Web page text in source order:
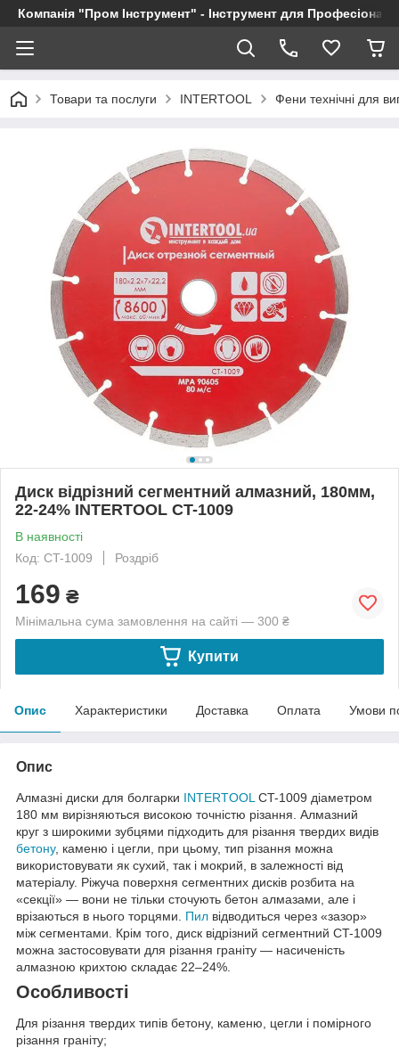
Компанія "Пром Інструмент" - Інструмент для
Товари та послуги INTERTOOL Фени технічні для
Диск відрізний сегментний алмазний, 180мм,
22-24% INTERTOOL CT-1009
В наявності
Код: CT-1009
Роздріб
169 ₴
Мінімальна сума замовлення на сайті — 300 ₴
Купити
Опис Характеристики Доставка Оплата Умови
Опис
Алмазні диски для болгарки INTERTOOL CT-1009 діаметром
180 мм вирізняються високою точністю різання. Алмазний
круг з широкими зубцями підходить для різання твердих видів
бетону, каменю і цегли, при цьому, тип різання можна
використовувати як сухий, так і мокрий, в залежності від
матеріалу. Ріжуча поверхня сегментних дисків розбита на
«секції» — вони не тільки сточують бетон алмазами, але і
врізаються в нього торцями. Пил відводиться через «зазор»
між сегментами. Крім того, диск відрізний сегментний CT-1009
можна застосовувати для різання граніту — насиченість
алмазною крихтою складає 22–24%.
Особливості
Для різання твердих типів бетону, каменю, цегли і помірного
різання граніту;